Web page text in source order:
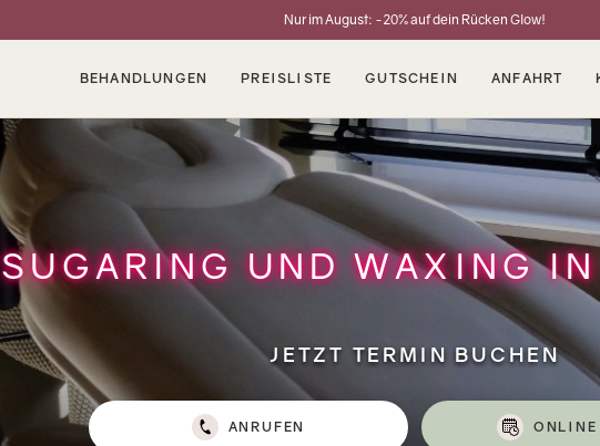
Nur im August: -20% auf dein Rücken Glow!
BEHANDLUNGEN PREISLISTE GUTSCHEIN ANFAHRT
SUGARING UND WAXING
JETZT TERMIN BUCHEN
ANRUFEN ONLINE